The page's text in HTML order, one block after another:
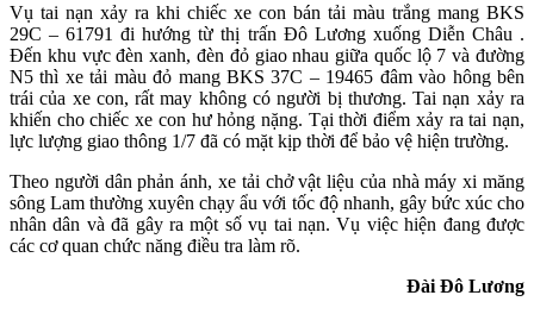
Vụ tai nạn xảy ra khi chiếc xe con bán tải màu trắng mang BKS
29C – 61791 đi hướng từ thị trấn Đô Lương xuống Diễn Châu .
Đến khu vực đèn xanh, đèn đỏ giao nhau giữa quốc lộ 7 và đường
N5 thì xe tải màu đỏ mang BKS 37C – 19465 đâm vào hông bên
trái của xe con, rất may không có người bị thương. Tai nạn xảy ra
khiến cho chiếc xe con hư hỏng nặng. Tại thời điểm xảy ra tai nạn,
lực lượng giao thông 1/7 đã có mặt kịp thời để bảo vệ hiện trường.
Theo người dân phản ánh, xe tải chở vật liệu của nhà máy xi măng
sông Lam thường xuyên chạy ẩu với tốc độ nhanh, gây bức xúc cho
nhân dân và đã gây ra một số vụ tai nạn. Vụ việc hiện đang được
các cơ quan chức năng điều tra làm rõ.
Đài Đô Lương